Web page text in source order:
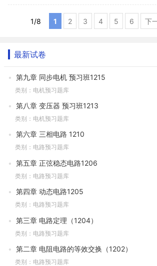
1/8 1 2 3 4 5 6 下
最新试卷
第九章 同步电机 预习班1215
类别：电机预习题库
第八章 变压器 预习班1213
类别：电机预习题库
第六章 三相电路 1210
类别：电路预习题库
第五章 正弦稳态电路1206
类别：电路预习题库
第四章 动态电路1205
类别：电路预习题库
第三章 电路定理（1204）
类别：电路预习题库
第二章 电阻电路的等效交换（1202）
类别：电路预习题库